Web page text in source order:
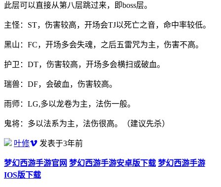
此层可以直接从第八层跳过来，即boss层。
主怪：ST，伤害较高，开场会TJ以死亡之音，命中率较低。
黑山：FC，开场多会失魂，之后五雷咒为主，伤害不高。
护卫：DT，伤害较高，开场多会横扫或破血。
瑞兽：DF，会破血，伤害较高。
雨师：LG,多以龙卷为主，法伤一般。
鬼将：多以法系为主，法伤很高。（建议先杀）
叶修 发表于3年前
梦幻西游手游官网 梦幻西游手游安卓版下载 梦幻西游手游
IOS版下载